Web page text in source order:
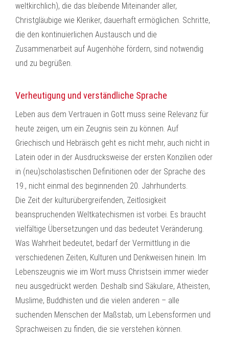
weltkirchlich), die das bleibende Miteinander aller,
Christgläubige wie Kleriker, dauerhaft ermöglichen. Schritte,
die den kontinuierlichen Austausch und die
Zusammenarbeit auf Augenhöhe fördern, sind notwendig
und zu begrüßen.
Verheutigung und verständliche Sprache
Leben aus dem Vertrauen in Gott muss seine Relevanz für
heute zeigen, um ein Zeugnis sein zu können. Auf
Griechisch und Hebräisch geht es nicht mehr, auch nicht in
Latein oder in der Ausdrucksweise der ersten Konzilien oder
in (neu)scholastischen Definitionen oder der Sprache des
19., nicht einmal des beginnenden 20. Jahrhunderts.
Die Zeit der kulturübergreifenden, Zeitlosigkeit
beanspruchenden Weltkatechismen ist vorbei. Es braucht
vielfältige Übersetzungen und das bedeutet Veränderung.
Was Wahrheit bedeutet, bedarf der Vermittlung in die
verschiedenen Zeiten, Kulturen und Denkweisen hinein. Im
Lebenszeugnis wie im Wort muss Christsein immer wieder
neu ausgedrückt werden. Deshalb sind Säkulare, Atheisten,
Muslime, Buddhisten und die vielen anderen – alle
suchenden Menschen der Maßstab, um Lebensformen und
Sprachweisen zu finden, die sie verstehen können.